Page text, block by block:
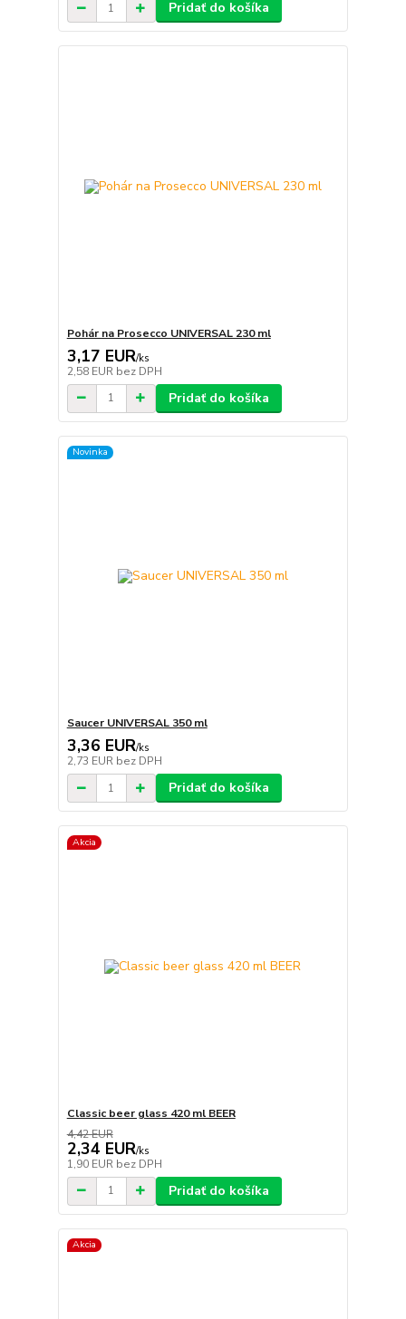
Pridať do košíka
Pohár na Prosecco UNIVERSAL 230 ml
3,17 EUR/ks
2,58 EUR bez DPH
Pridať do košíka
Novinka
Saucer UNIVERSAL 350 ml
3,36 EUR/ks
2,73 EUR bez DPH
Pridať do košíka
Akcia
Classic beer glass 420 ml BEER
4,42 EUR
2,34 EUR/ks
1,90 EUR bez DPH
Pridať do košíka
Akcia